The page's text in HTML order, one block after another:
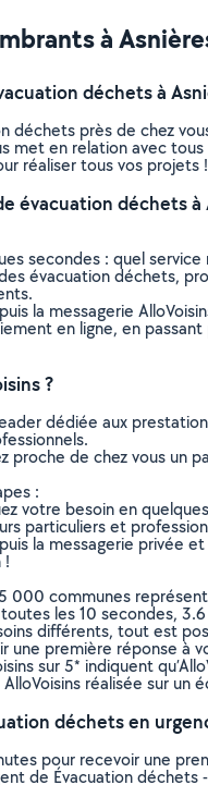
à
déchets à
déchets près de chez
met en relation avec
réaliser tous vos projets !
évacuation déchets à
secondes : quel
évacuation déchets,
la messagerie
en ligne, en
?
dédiée aux
proche de chez vous un
:
votre besoin en
particuliers et
la messagerie privée
!
000 communes
les 10 secondes,
différents, tout est
une première réponse à
sur 5* indiquent
réalisée sur
déchets en
pour recevoir une
de Évacuation déchets